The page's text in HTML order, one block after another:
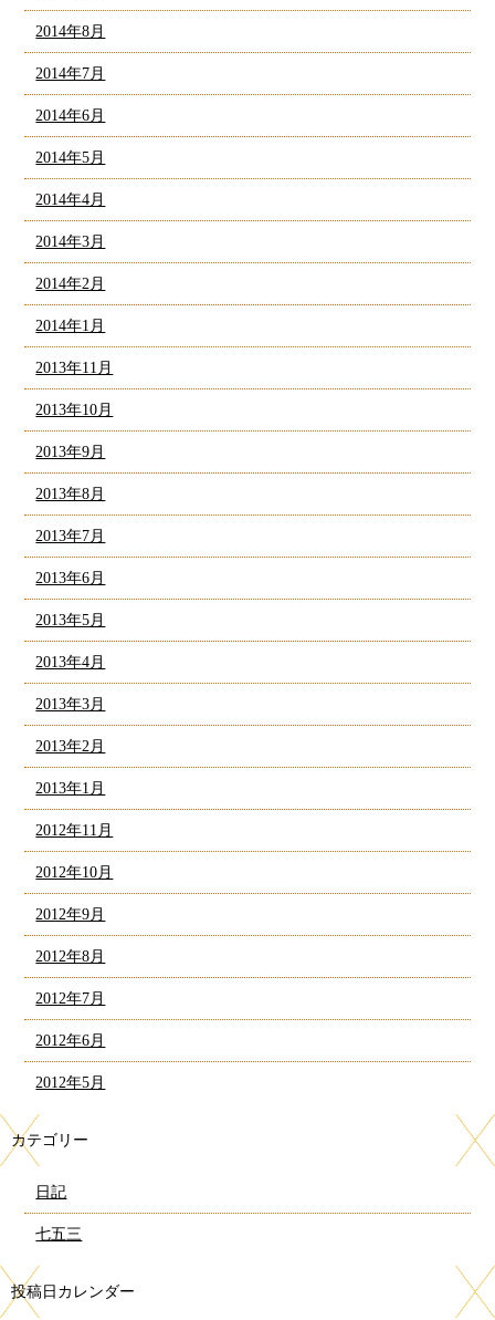
2014年8月
2014年7月
2014年6月
2014年5月
2014年4月
2014年3月
2014年2月
2014年1月
2013年11月
2013年10月
2013年9月
2013年8月
2013年7月
2013年6月
2013年5月
2013年4月
2013年3月
2013年2月
2013年1月
2012年11月
2012年10月
2012年9月
2012年8月
2012年7月
2012年6月
2012年5月
カテゴリー
日記
七五三
投稿日カレンダー